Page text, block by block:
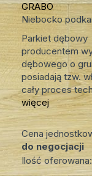
GRABO
Niebocko
Parkiet dębowy
producentem
dębowego o
posiadają tzw.
cały proces
więcej
Cena
do negocjacji
Ilość